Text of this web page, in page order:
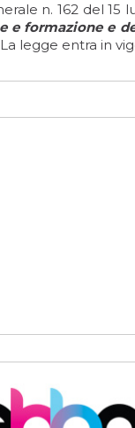
n. 162 del 15
e formazione e
legge entra in